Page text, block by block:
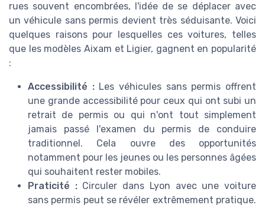
rues souvent encombrées, l'idée de se déplacer avec
un véhicule sans permis devient très séduisante. Voici
quelques raisons pour lesquelles ces voitures, telles
que les modèles Aixam et Ligier, gagnent en popularité
:
Accessibilité :Les véhicules sans permis offrent
une grande accessibilité pour ceux qui ont subi un
retrait de permis ou qui n'ont tout simplement
jamais passé l'examen du permis de conduire
traditionnel. Cela ouvre des opportunités
notamment pour les jeunes ou les personnes âgées
qui souhaitent rester mobiles.
Praticité :Circuler dans Lyon avec une voiture
sans permis peut se révéler extrêmement pratique.